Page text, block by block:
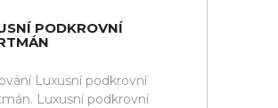
PODKROVNÍ
Luxusní podkrovní
Luxusní podkrovní